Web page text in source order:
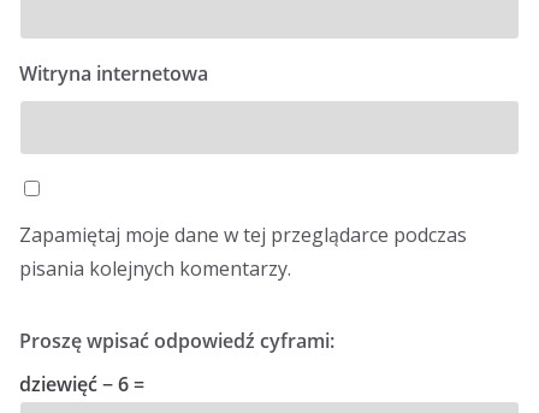
Witryna internetowa
Zapamiętaj moje dane w tej przeglądarce podczas
pisania kolejnych komentarzy.
Proszę wpisać odpowiedź cyframi:
dziewięć − 6 =